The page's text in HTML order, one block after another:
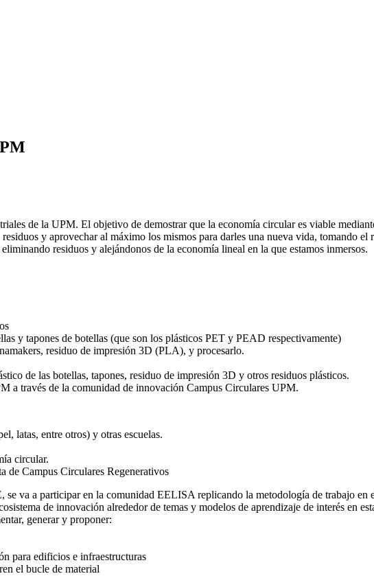
de la UPM. El objetivo de demostrar que la economía circular es viable
y aprovechar al máximo los mismos para darles una nueva vida, tomando
residuos y alejándonos de la economía lineal en la que estamos inmersos.
y tapones de botellas (que son los plásticos PET y PEAD respectivamente)
residuo de impresión 3D (PLA), y procesarlo.
de las botellas, tapones, residuo de impresión 3D y otros residuos plásticos.
a través de la comunidad de innovación Campus Circulares UPM.
latas, entre otros) y otras escuelas.
circular.
de Campus Circulares Regenerativos
va a participar en la comunidad EELISA replicando la metodología de trabajo en
de innovación alrededor de temas y modelos de aprendizaje de interés en
generar y proponer:
para edificios e infraestructuras
el bucle de material